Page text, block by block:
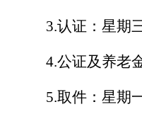
3.认证 ： 星期
4.公证及养老
5.取件： 星期